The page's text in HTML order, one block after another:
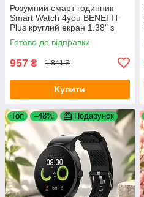
Розумний смарт годинник
Smart Watch 4you BENEFIT
Plus круглий екран 1.38" з
функцією дзвінків перегляд
повідомлень Rose Gold
Готово до відправки
957 ₴ 1 841 ₴
Купити
Топ –48% Подарунок